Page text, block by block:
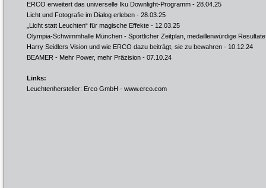
ERCO erweitert das universelle Iku Downlight-Programm - 28.04.25
Licht und Fotografie im Dialog erleben - 28.03.25
„Licht statt Leuchten“ für magische Effekte - 12.03.25
Olympia-Schwimmhalle München - Sportlicher Zeitplan, medaillenwürdige Resultate
Harry Seidlers Vision und wie ERCO dazu beiträgt, sie zu bewahren - 10.12.24
BEAMER - Mehr Power, mehr Präzision - 07.10.24
Links:
Leuchtenhersteller: Erco GmbH - www.erco.com